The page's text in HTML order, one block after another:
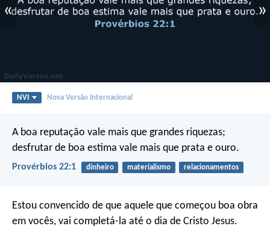
« »
NVI Nova Versão Internacional
A boa reputação vale mais que grandes riquezas;
desfrutar de boa estima vale mais que prata e ouro.
Provérbios 22:1 dinheiro materialismo relacionamentos
Estou convencido de que aquele que começou boa obra
em vocês, vai completá-la até o dia de Cristo Jesus.